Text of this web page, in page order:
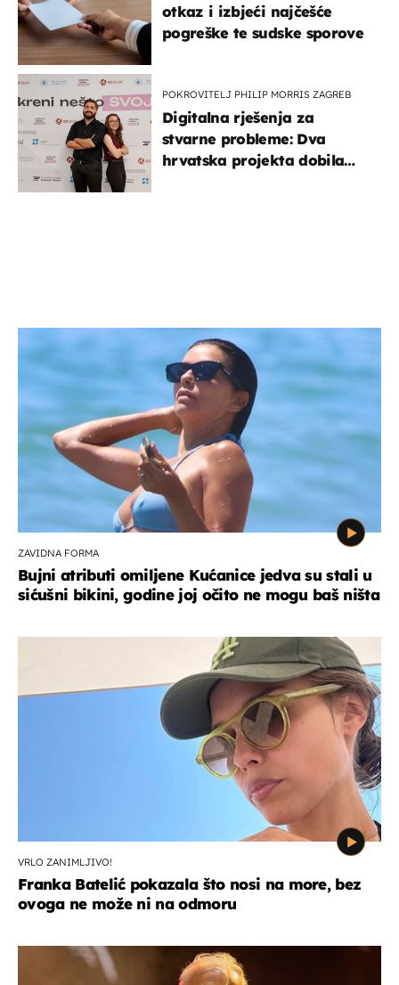
otkaz i izbjeći najčešće
pogreške te sudske sporove
POKROVITELJ PHILIP MORRIS ZAGREB
Digitalna rješenja za
stvarne probleme: Dva
hrvatska projekta dobila
ZAVIDNA FORMA
Bujni atributi omiljene Kućanice jedva su stali u
sićušni bikini, godine joj očito ne mogu baš ništa
VRLO ZANIMLJIVO!
Franka Batelić pokazala što nosi na more, bez
ovoga ne može ni na odmoru